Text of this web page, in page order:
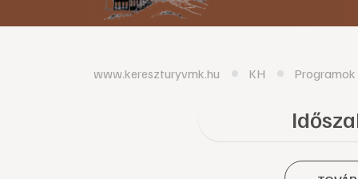
www.kereszturyvmk.hu KH Programok